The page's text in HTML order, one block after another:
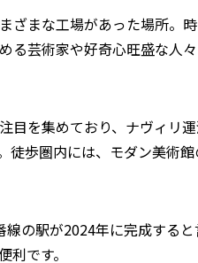
ざまな工場があった場所。
る芸術家や好奇心旺盛な人
目を集めており、ナヴィリ
徒歩圏内には、モダン美術
の駅が2024年に完成する
です。